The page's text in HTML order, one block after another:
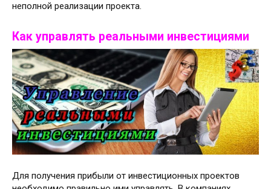
неполной реализации проекта.
Как управлять реальными инвестициями
Для получения прибыли от инвестиционных проектов